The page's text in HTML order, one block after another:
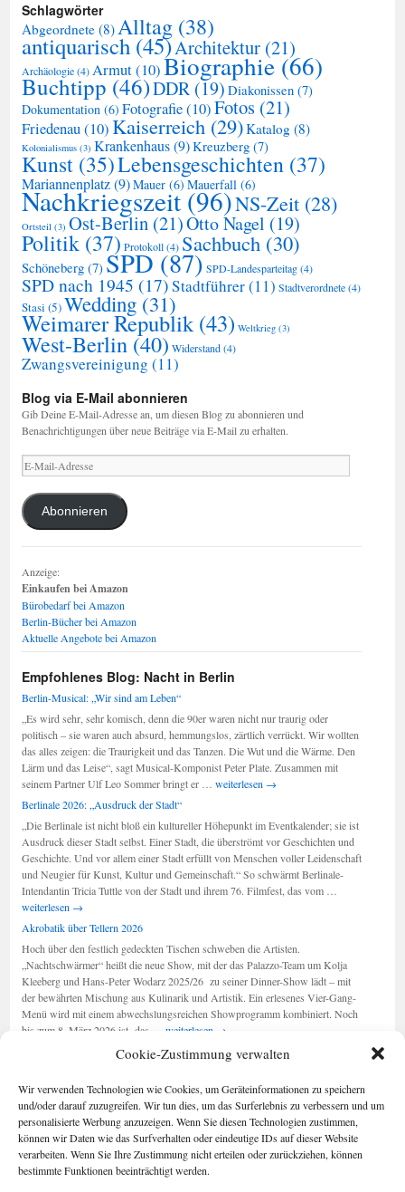
Cookie-Zustimmung verwalten
Wir verwenden Technologien wie Cookies, um Geräteinformationen zu speichern
und/oder darauf zuzugreifen. Wir tun dies, um das Surferlebnis zu verbessern und um
personalisierte Werbung anzuzeigen. Wenn Sie diesen Technologien zustimmen,
können wir Daten wie das Surfverhalten oder eindeutige IDs auf dieser Website
verarbeiten. Wenn Sie Ihre Zustimmung nicht erteilen oder zurückziehen, können
bestimmte Funktionen beeinträchtigt werden.
Schlagwörter
Abgeordnete (8)Alltag (38)
antiquarisch (45)Architektur (21)
Archäologie(4)Armut(10)Biographie (66)
Buchtipp (46)DDR (19) Diakonissen (7)
Dokumentation (6) Fotografie(10)Fotos (21)
Friedenau(10)Kaiserreich(29)Katalog (8)
Kolonialismus (3) Krankenhaus(9)Kreuzberg (7)
Kunst (35)Lebensgeschichten (37)
Mariannenplatz(9)Mauer (6) Mauerfall (6)
Nachkriegszeit(96)NS-Zeit (28)
Ortsteil (3) Ost-Berlin (21)Otto Nagel (19)
Politik (37) Protokoll(4) Sachbuch (30)
Schöneberg (7) SPD (87) SPD-Landesparteitag(4)
SPD nach 1945 (17)Stadtführer(11) Stadtverordnete(4)
Stasi (5)Wedding (31)
Weimarer Republik(43) Weltkrieg (3)
West-Berlin (40) Widerstand(4)
Zwangsvereinigung (11)
Blog via E-Mail abonnieren
Gib Deine E-Mail-Adresse an, um diesen Blog zu abonnieren und
Benachrichtigungen über neue Beiträge via E-Mail zu erhalten.
E-
Mail-
Adresse
Abonnieren
Anzeige:
Einkaufen bei Amazon
Bürobedarf bei Amazon
Berlin-Bücher bei Amazon
Aktuelle Angebote bei Amazon
Empfohlenes Blog: Nacht in Berlin
Berlin-Musical: „Wir sind am Leben“
„Es wird sehr, sehr komisch, denn die 90er waren nicht nur traurig oder
politisch – sie waren auch absurd, hemmungslos, zärtlich verrückt. Wir wollten
das alles zeigen: die Traurigkeit und das Tanzen. Die Wut und die Wärme. Den
Lärm und das Leise“, sagt Musical-Komponist Peter Plate. Zusammen mit
seinem Partner Ulf Leo Sommer bringt er … Berlin-
sind
am
Leben“
weiterlesen →
Berlinale 2026: „Ausdruck der Stadt“
„Die Berlinale ist nicht bloß ein kultureller Höhepunkt im Eventkalender; sie ist
Ausdruck dieser Stadt selbst. Einer Stadt, die überströmt vor Geschichten und
Geschichte. Und vor allem einer Stadt erfüllt von Menschen voller Leidenschaft
und Neugier für Kunst, Kultur und Gemeinschaft.“ So schwärmt Berlinale-
Intendantin Tricia Tuttle von der Stadt und ihrem 76. Filmfest, das vom …
weiterlesen →
Akrobatik über Tellern 2026
Hoch über den festlich gedeckten Tischen schweben die Artisten.
„Nachtschwärmer“ heißt die neue Show, mit der das Palazzo-Team um Kolja
Kleeberg und Hans-Peter Wodarz 2025/26 zu seiner Dinner-Show lädt – mit
der bewährten Mischung aus Kulinarik und Artistik. Ein erlesenes Vier-Gang-
Menü wird mit einem abwechslungsreichen Showprogramm kombiniert. Noch
bis zum 8. März 2026 ist das … Akrobatik
Tellern
weiterlesen →
Seiten
Berlin im Buch
Cookie-
Richtlinie (EU)
Foto-Blog
Impressum/Date
Kategorien
Kategorien